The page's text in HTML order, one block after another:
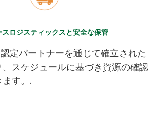
スロジスティックスと安全な保管
定パートナーを通じて確立された
スケジュールに基づき資源の確認
す。 .